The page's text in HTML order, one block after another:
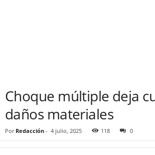
Choque múltiple deja
daños materiales
Por Redacción - 4 julio, 2025 118 0